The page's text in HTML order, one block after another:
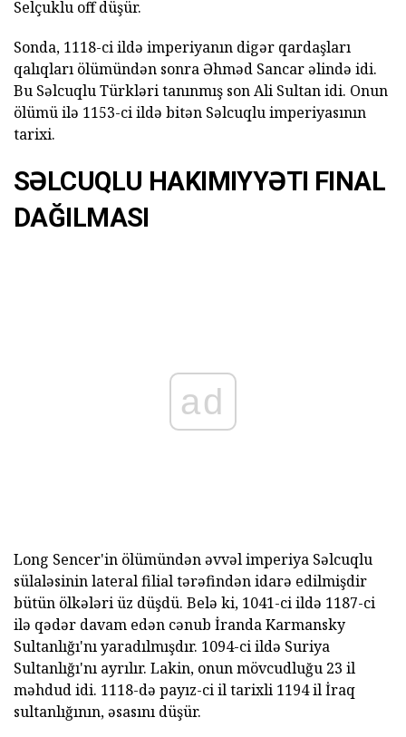
Selçuklu off düşür.
Sonda, 1118-ci ildə imperiyanın digər qardaşları
qalıqları ölümündən sonra Əhməd Sancar əlində idi.
Bu Səlcuqlu Türkləri tanınmış son Ali Sultan idi. Onun
ölümü ilə 1153-ci ildə bitən Səlcuqlu imperiyasının
tarixi.
SƏLCUQLU HAKIMIYYƏTI FINAL
DAĞILMASI
ad
Long Sencer'in ölümündən əvvəl imperiya Səlcuqlu
sülaləsinin lateral filial tərəfindən idarə edilmişdir
bütün ölkələri üz düşdü. Belə ki, 1041-ci ildə 1187-ci
ilə qədər davam edən cənub İranda Karmansky
Sultanlığı'nı yaradılmışdır. 1094-ci ildə Suriya
Sultanlığı'nı ayrılır. Lakin, onun mövcudluğu 23 il
məhdud idi. 1118-də payız-ci il tarixli 1194 il İraq
sultanlığının, əsasını düşür.